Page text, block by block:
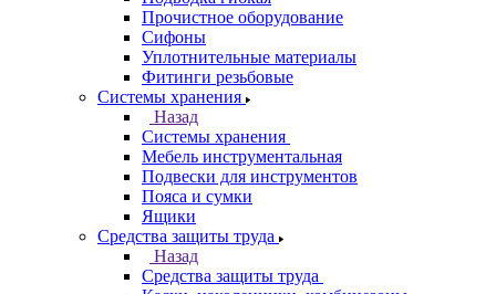
Прочистное оборудование
Сифоны
Уплотнительные материалы
Фитинги резьбовые
Системы хранения
Назад
Системы хранения
Мебель инструментальная
Подвески для инструментов
Пояса и сумки
Ящики
Средства защиты труда
Назад
Средства защиты труда